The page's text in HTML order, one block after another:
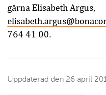
gärna Elisabeth Argus,
764 41 00.
Uppdaterad den 26 april